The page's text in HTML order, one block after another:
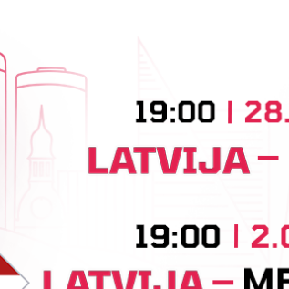
Anna Marija Valaka
Nelle Treimane Anastasija